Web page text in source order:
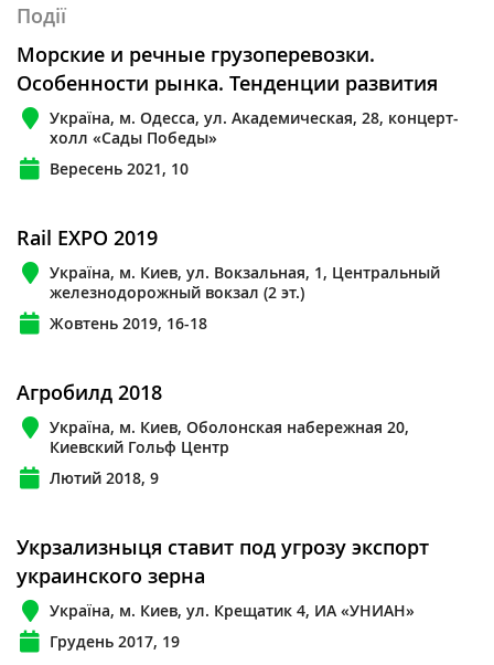
Події
Морские и речные грузоперевозки.
Особенности рынка. Тенденции развития
Україна, м. Одесса, ул. Академическая, 28, концерт-
холл «Сады Победы»
Вересень 2021, 10
Rail EXPO 2019
Україна, м. Киев, ул. Вокзальная, 1, Центральный
железнодорожный вокзал (2 эт.)
Жовтень 2019, 16-18
Агробилд 2018
Україна, м. Киев, Оболонская набережная 20,
Киевский Гольф Центр
Лютий 2018, 9
Укрзализныця ставит под угрозу экспорт
украинского зерна
Україна, м. Киев, ул. Крещатик 4, ИА «УНИАН»
Грудень 2017, 19